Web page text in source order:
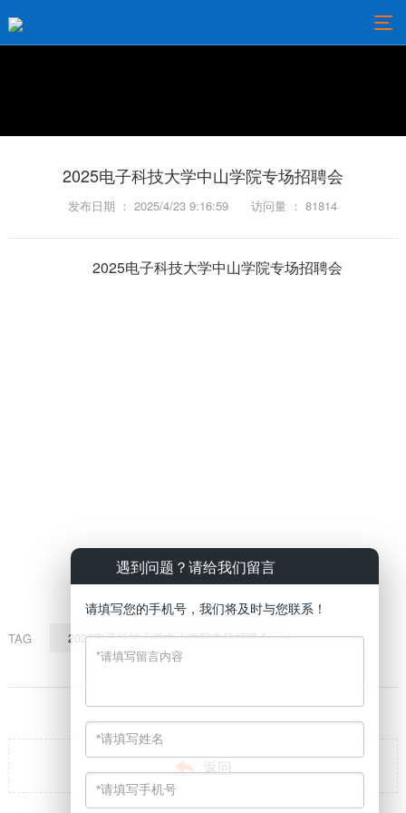
2025电子科技大学中山学院专场招聘会
发布日期 ： 2025/4/23 9:16:59 访问量 ： 81814
2025电子科技大学中山学院专场招聘会
TAG 2025电子科技大学中山学院专场招聘会
 返回
遇到问题？请给我们留言
请填写您的手机号，我们将及时与您联系！